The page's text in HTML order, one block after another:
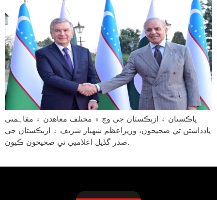
پاڪستان ۽ ازبڪستان جي وچ ۾ مختلف معاهدن ۽ مفاہمتي
يادداشتن تي صحيحون، وزيراعظم شهباز شريف ۽ ازبڪستان جي
صدر گڏيل اعلاميي تي صحيحون ڪيون.